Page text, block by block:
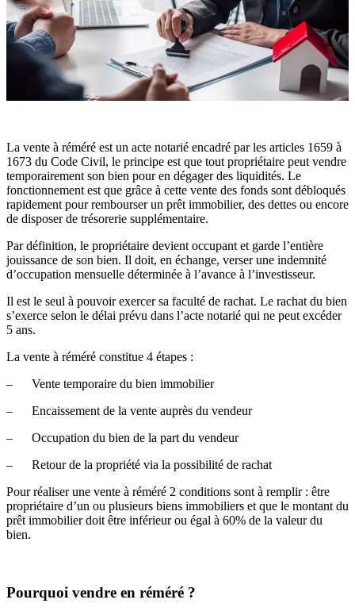
La vente à réméré est un acte notarié encadré par les articles 1659 à
1673 du Code Civil, le principe est que tout propriétaire peut vendre
temporairement son bien pour en dégager des liquidités. Le
fonctionnement est que grâce à cette vente des fonds sont débloqués
rapidement pour rembourser un prêt immobilier, des dettes ou encore
de disposer de trésorerie supplémentaire.
Par définition, le propriétaire devient occupant et garde l’entière
jouissance de son bien. Il doit, en échange, verser une indemnité
d’occupation mensuelle déterminée à l’avance à l’investisseur.
Il est le seul à pouvoir exercer sa faculté de rachat. Le rachat du bien
s’exerce selon le délai prévu dans l’acte notarié qui ne peut excéder
5 ans.
La vente à réméré constitue 4 étapes :
– Vente temporaire du bien immobilier
– Encaissement de la vente auprès du vendeur
– Occupation du bien de la part du vendeur
– Retour de la propriété via la possibilité de rachat
Pour réaliser une vente à réméré 2 conditions sont à remplir : être
propriétaire d’un ou plusieurs biens immobiliers et que le montant du
prêt immobilier doit être inférieur ou égal à 60% de la valeur du
bien.
Pourquoi vendre en réméré ?